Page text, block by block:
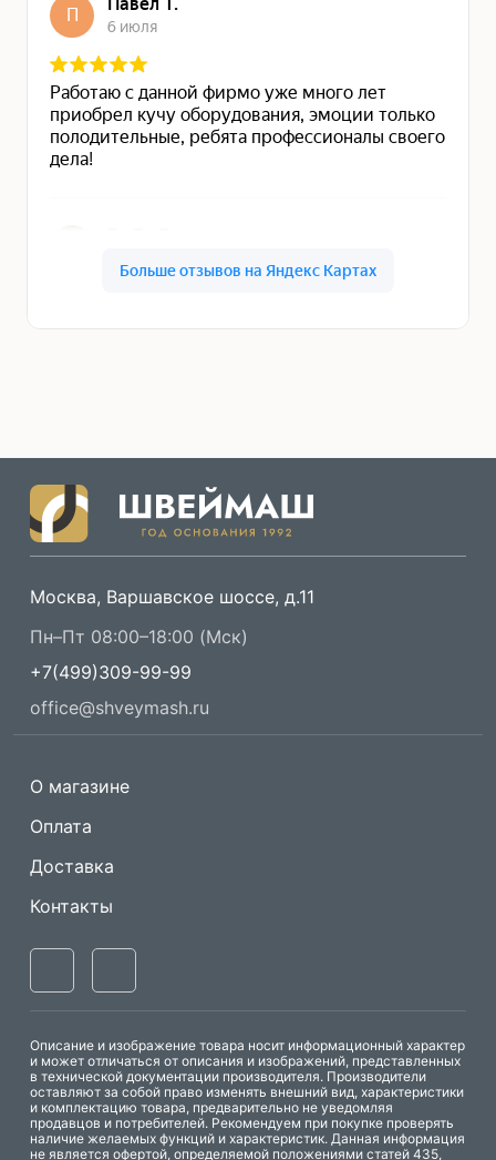
Москва, Варшавское шоссе, д.11
Пн–Пт 08:00–18:00 (Мск)
+7(499)309-99-99
office@shveymash.ru
О магазине
Оплата
Доставка
Контакты
Описание и изображение товара носит информационный характер
и может отличаться от описания и изображений, представленных
в технической документации производителя. Производители
оставляют за собой право изменять внешний вид, характеристики
и комплектацию товара, предварительно не уведомляя
продавцов и потребителей. Рекомендуем при покупке проверять
наличие желаемых функций и характеристик. Данная информация
не является офертой, определяемой положениями статей 435,